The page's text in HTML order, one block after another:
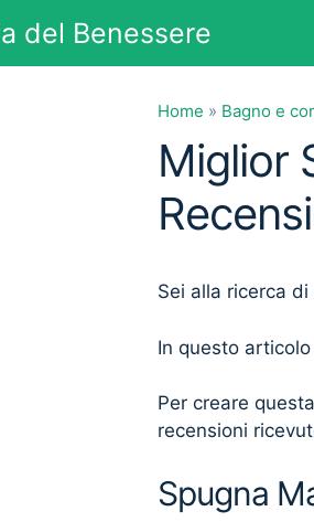
del Benessere
Home » Bagno e
Miglior
Sei alla ricerca di
In questo
Per creare
recensioni
Spugna